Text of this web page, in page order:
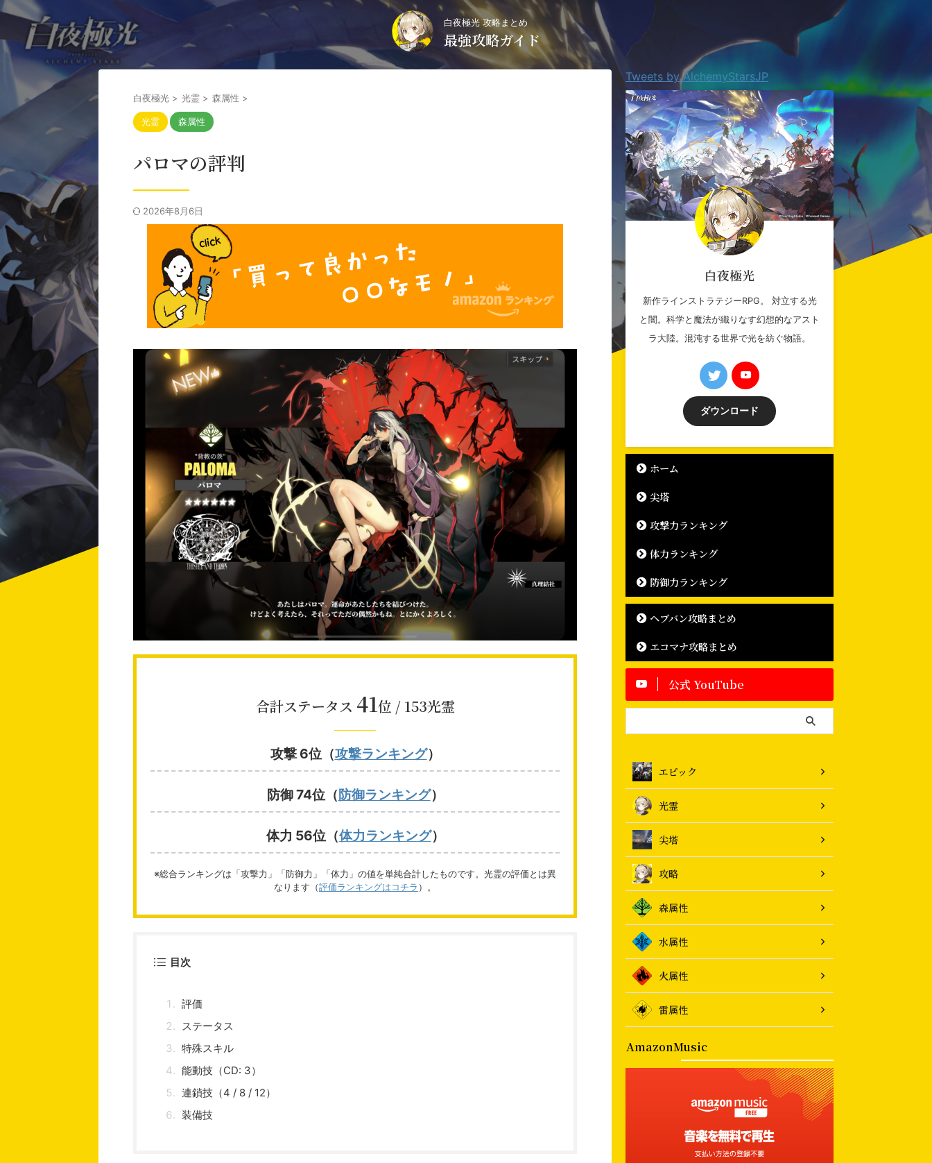
白夜極光 攻略まとめ
最強攻略ガイド
白夜極光 > 光霊 > 森属性 >
光霊 森属性
パロマの評判
2026年8月6日
合計ステータス 41位 / 153光霊
攻撃 6位（攻撃ランキング）
防御 74位（防御ランキング）
体力 56位（体力ランキング）
※総合ランキングは「攻撃力」「防御力」「体力」の値を単純合計したものです。光霊の評価とは異
なります（評価ランキングはコチラ ）。
目次
評価
ステータス
特殊スキル
能動技（CD: 3）
連鎖技（4 / 8 / 12）
装備技
Tweets by AlchemyStarsJP
白夜極光
新作ラインストラテジーRPG。 対立する光
と闇。科学と魔法が織りなす幻想的なアスト
ラ大陸。混沌する世界で光を紡ぐ物語。
ダウンロード
ホーム
尖塔
攻撃力ランキング
体力ランキング
防御力ランキング
ヘブバン攻略まとめ
エコマナ攻略まとめ
公式 YouTube
エピック
光霊
尖塔
攻略
森属性
水属性
火属性
雷属性
AmazonMusic